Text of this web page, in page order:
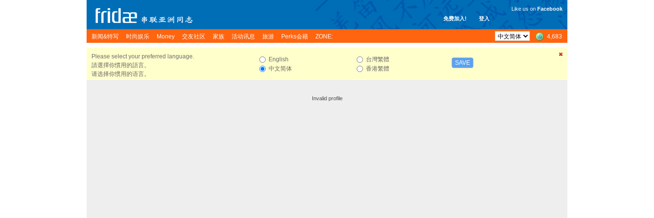
免费加入! 登入
Like us on Facebook
新闻&特写 时尚娱乐 Money 交友社区 家族 活动讯息 旅游 Perks会籍 ZONE: 4,683
Please select your preferred language.
請選擇你慣用的語言。
请选择你惯用的语言。
English
中文简体
台灣繁體
香港繁體
SAVE
Invalid profile